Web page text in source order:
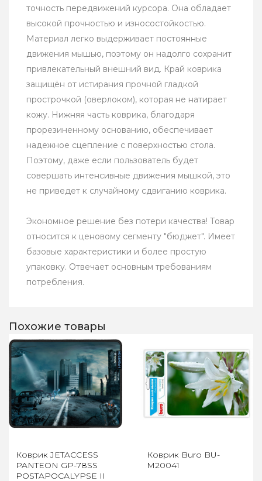
точность передвижений курсора. Она обладает
высокой прочностью и износостойкостью.
Материал легко выдерживает постоянные
движения мышью, поэтому он надолго сохранит
привлекательный внешний вид. Край коврика
защищён от истирания прочной гладкой
прострочкой (оверлоком), которая не натирает
кожу. Нижняя часть коврика, благодаря
прорезиненному основанию, обеспечивает
надежное сцепление с поверхностью стола.
Поэтому, даже если пользователь будет
совершать интенсивные движения мышкой, это
не приведет к случайному сдвиганию коврика.
Экономное решение без потери качества! Товар
относится к ценовому сегменту "бюджет". Имеет
базовые характеристики и более простую
упаковку. Отвечает основным требованиям
потребления.
Похожие товары
Коврик JETACCESS
PANTEON GP-78SS
POSTAPOCALYPSE II
Коврик Buro BU-
M20041